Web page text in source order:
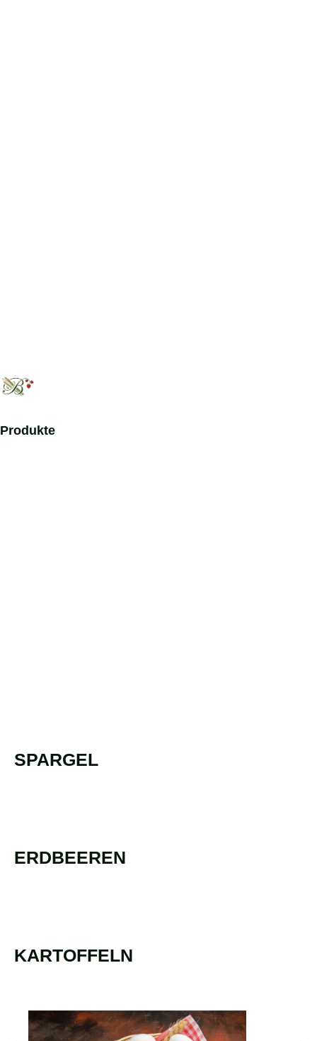
Produkte
SPARGEL
ERDBEEREN
KARTOFFELN